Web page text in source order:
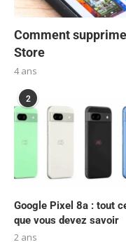
Comment
Store
4 ans
2
Google Pixel 8a : tout
que vous devez savoir
2 ans